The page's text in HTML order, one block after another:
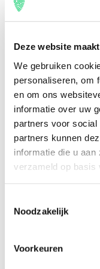
Deze website
We gebruiken
personaliseren, om
en om ons
informatie over uw
partners voor
partners kunnen
informatie die u
verzameld op basis
Noodzakelijk
Voorkeuren
#4 Auto
een citytrip in de
optie voor jou, je
en Bratislava – al
van Fred Again,